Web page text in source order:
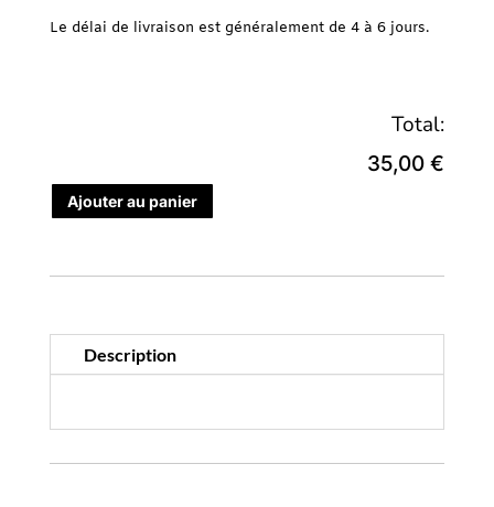
Le délai de livraison est généralement de 4 à 6 jours.
Total:
35,00 €
Ajouter au panier
Description